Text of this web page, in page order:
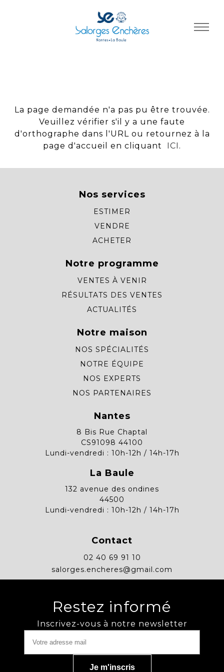
La page demandée n'a pas pu être trouvée.
Veuillez vérifier s'il y a une faute
d'orthographe dans l'URL ou retournez à la
page d'accueil en cliquant
ICI .
Nos services
ESTIMER
VENDRE
ACHETER
Notre programme
VENTES À VENIR
RÉSULTATS DES VENTES
ACTUALITÉS
Notre maison
NOS SPÉCIALITÉS
NOTRE ÉQUIPE
NOS EXPERTS
NOS PARTENAIRES
Nantes
8 Bis Rue Chaptal
CS91098 44100
Lundi-vendredi : 10h-12h / 14h-17h
La Baule
132 avenue des ondines
44500
Lundi-vendredi : 10h-12h / 14h-17h
Contact
02 40 69 91 10
salorges.encheres@gmail.com
Restez informé
Inscrivez-vous à notre newsletter